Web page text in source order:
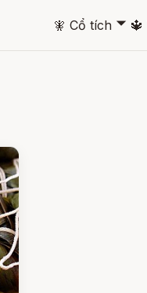
🧚 Cổ tích 🞃 🔱